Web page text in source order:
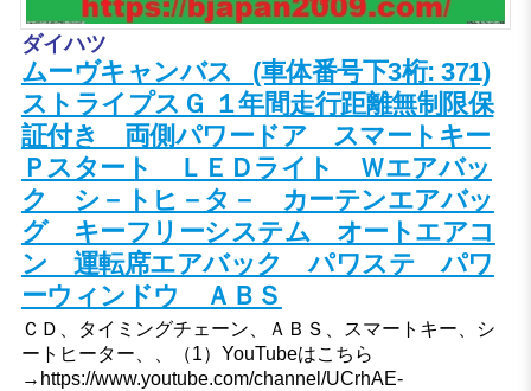
ダイハツ
ムーヴキャンバス (車体番号下3桁: 371)
ストライプスＧ １年間走行距離無制限保
証付き 両側パワードア スマートキー
Ｐスタート ＬＥＤライト Ｗエアバッ
ク シ－トヒ－タ－ カーテンエアバッ
グ キーフリーシステム オートエアコ
ン 運転席エアバック パワステ パワ
ーウィンドウ ＡＢＳ
ＣＤ、タイミングチェーン、ＡＢＳ、スマートキー、シ
ートヒーター、、（1）YouTubeはこちら
→https://www.youtube.com/channel/UCrhAE-